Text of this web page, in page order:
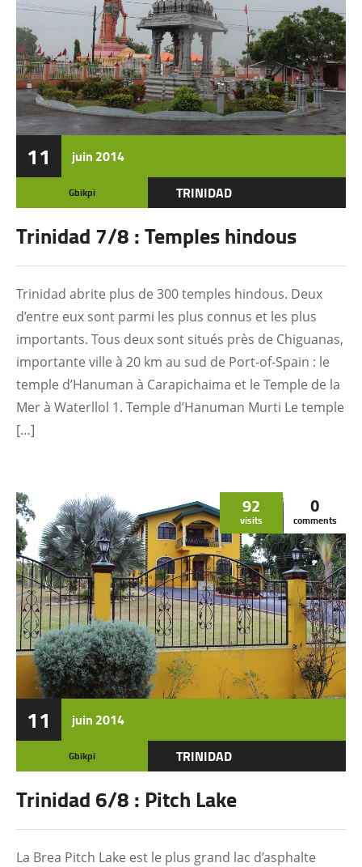
11 juin 2014
Gbikpi TRINIDAD
Trinidad 7/8 : Temples hindous
Trinidad abrite plus de 300 temples hindous. Deux
d’entre eux sont parmi les plus connus et les plus
importants. Tous deux sont situés près de Chiguanas,
importante ville à 20 km au sud de Port-of-Spain : le
temple d’Hanuman à Carapichaima et le Temple de la
Mer à Waterllol 1. Temple d’Hanuman Murti Le temple
[…]
11 juin 2014
92
visits
0
comments
Gbikpi TRINIDAD
Trinidad 6/8 : Pitch Lake
La Brea Pitch Lake est le plus grand lac d’asphalte